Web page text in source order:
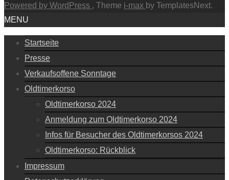
Powered by WordPress , Theme i-max by TemplatesNext.
MENU
Startseite
Presse
Verkaufsoffene Sonntage
Oldtimerkorso
Oldtimerkorso 2024
Anmeldung zum Oldtimerkorso 2024
Infos für Besucher des Oldtimerkorsos 2024
Oldtimerkorso: Rückblick
Impressum